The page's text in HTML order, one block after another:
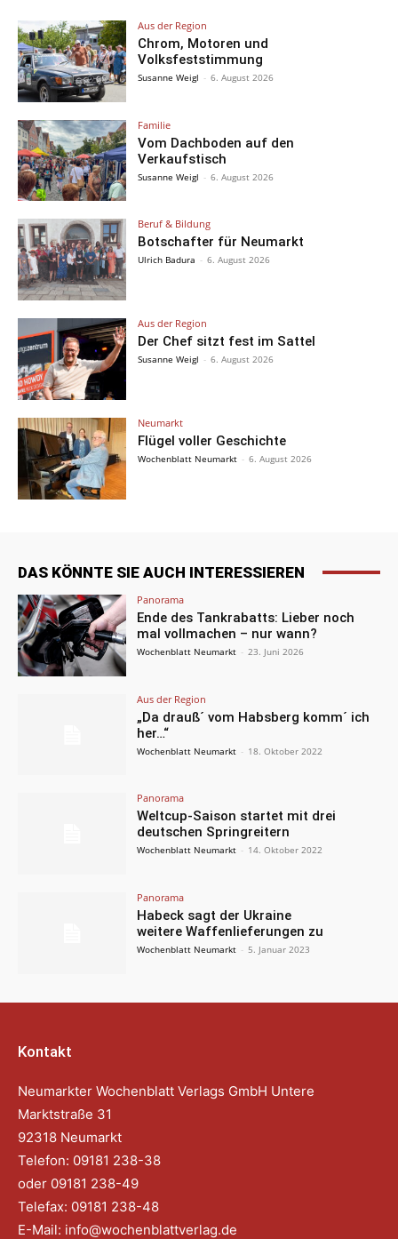
Aus der Region
Chrom, Motoren und
Volksfeststimmung
Susanne Weigl - 6. August 2026
Familie
Vom Dachboden auf den
Verkaufstisch
Susanne Weigl - 6. August 2026
Beruf & Bildung
Botschafter für Neumarkt
Ulrich Badura - 6. August 2026
Aus der Region
Der Chef sitzt fest im Sattel
Susanne Weigl - 6. August 2026
Neumarkt
Flügel voller Geschichte
Wochenblatt Neumarkt - 6. August 2026
DAS KÖNNTE SIE AUCH INTERESSIEREN
Panorama
Ende des Tankrabatts: Lieber noch
mal vollmachen – nur wann?
Wochenblatt Neumarkt - 23. Juni 2026
Aus der Region
„Da drauß´ vom Habsberg komm´ ich
her…“
Wochenblatt Neumarkt - 18. Oktober 2022
Panorama
Weltcup-Saison startet mit drei
deutschen Springreitern
Wochenblatt Neumarkt - 14. Oktober 2022
Panorama
Habeck sagt der Ukraine
weitere Waffenlieferungen zu
Wochenblatt Neumarkt - 5. Januar 2023
Kontakt
Neumarkter Wochenblatt Verlags GmbH Untere
Marktstraße 31
92318 Neumarkt
Telefon: 09181 238-38
oder 09181 238-49
Telefax: 09181 238-48
E-Mail: info@wochenblattverlag.de